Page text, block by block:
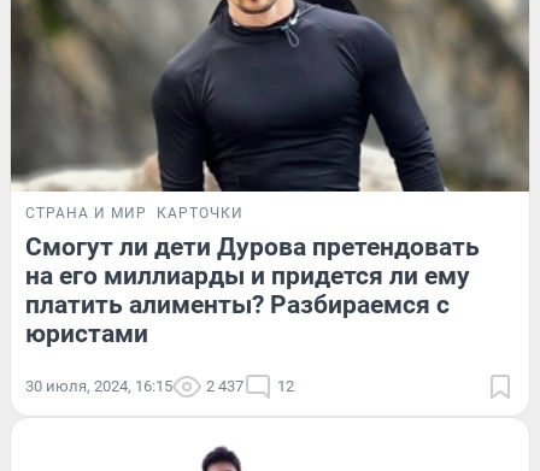
СТРАНА И МИР КАРТОЧКИ
Смогут ли дети Дурова претендовать
на его миллиарды и придется ли ему
платить алименты? Разбираемся с
юристами
30 июля, 2024, 16:15 2 437 12